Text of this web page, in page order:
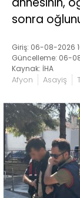
sonra
Giriş: 06-08-2026
Güncelleme: 06-
Kaynak: İHA
Afyon Asayiş